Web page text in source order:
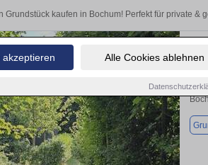
akzeptieren Alle Cookies ablehnen
Grundstück kaufen in Bochum! Perfekt für private &